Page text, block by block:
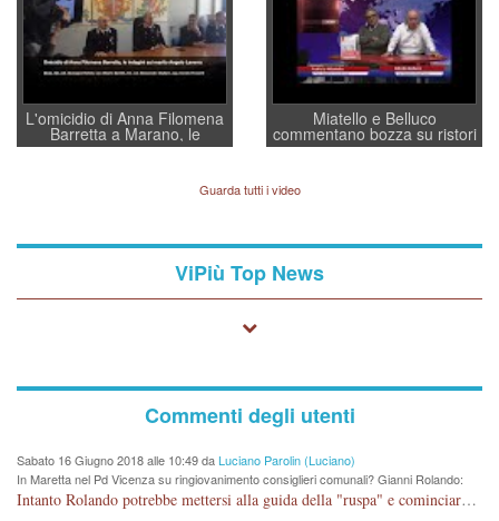
L'omicidio di Anna Filomena
Barretta a Marano, le
indagini dei carabinieri di
Lavarra: più avvincenti di
quelle di... Barbara D'Urso
Miatello e Belluco
commentano bozza su ristori
BPVi e Veneto Banca
Guarda tutti i video
ViPiù Top News
Commenti degli utenti
Sabato 16 Giugno 2018 alle 10:49 daLuciano Parolin (Luciano)
In Maretta nel Pd Vicenza su ringiovanimento consiglieri comunali? Gianni Rolando:
"non mi dimetto". Angelo Tonello: "va bene così"
Intanto Rolando potrebbe mettersi alla guida della "ruspa" e cominciare a scavare l'acqua alle Maddalene, con tanti Auguri di Acque Vicentine, magari deviando il percorso della Bretella. Amen.